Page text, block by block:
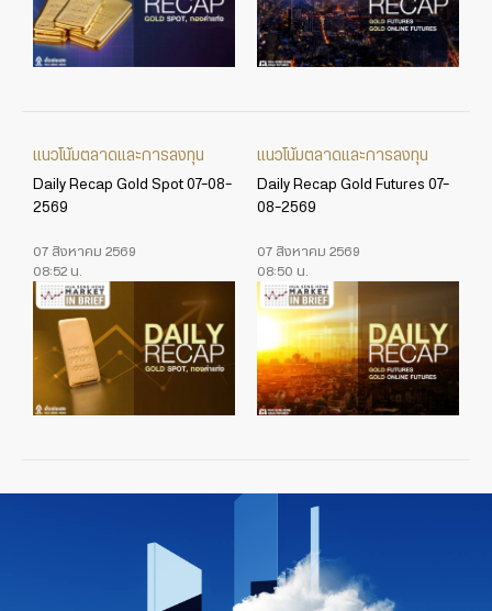
แนวโน้มตลาดและการลงทุน
Daily Recap Gold Spot 07-08-
2569
07 สิงหาคม 2569
08:52 น.
แนวโน้มตลาดและการลงทุน
Daily Recap Gold Futures 07-
08-2569
07 สิงหาคม 2569
08:50 น.